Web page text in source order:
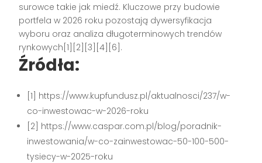
surowce takie jak miedź. Kluczowe przy budowie
portfela w 2026 roku pozostają dywersyfikacja
wyboru oraz analiza długoterminowych trendów
rynkowych [1][2][3][4][6] .
Źródła:
[1] https://www.kupfundusz.pl/aktualnosci/237/w-
co-inwestowac-w-2026-roku
[2] https://www.caspar.com.pl/blog/poradnik-
inwestowania/w-co-zainwestowac-50-100-500-
tysiecy-w-2025-roku